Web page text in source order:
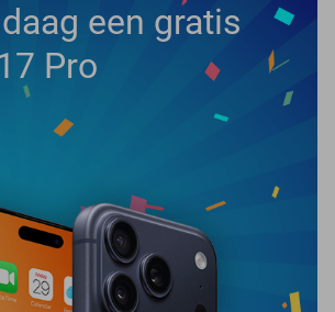
een gratis
Pro